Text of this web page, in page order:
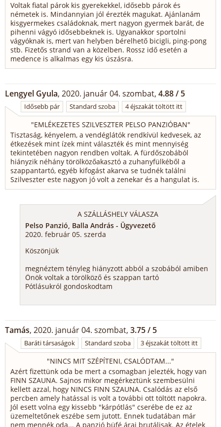
Voltak fiatal párok kis gyerekekkel, idősebb párok és
németek is. Mindannyian jól érezték magukat. Ajánlanám
kisgyermekes családoknak, mert nagyon gyermek barát, de
pihenni vágyó idősebbeknek is. Ugyanakkor sportolni
vágyóknak is, mert van helyben bérelhető bicigli, ping-pong
stb. Fizetős strand van a közelben. Rossz idő esetén a
medence is alkalmas egy kis úszásra.
Lengyel Gyula, 2020. január 04. szombat, 4.88 / 5
Idősebb pár Standard szoba 4 éjszakát töltött itt
"EMLÉKEZETES SZILVESZTER PELSO PANZIÓBAN"
Tisztaság, kényelem, a vendéglátók rendkívül kedvesek, az
étkezések mint ízek mint választék és mint mennyiség
tekintetében nagyon rendben voltak. A fürdőszobából
hiányzik néhány törölközőakasztó a zuhanyfülkéből a
szappantartó, egyéb kifogást akarva se tudnék találni
Szilveszter este nagyon jó volt a zenekar és a hangulat is.
A SZÁLLÁSHELY VÁLASZA
Pelso Panzió, Balla András - Ügyvezető
2020. február 05. szerda
Köszönjük
megnéztem tényleg hiányzott abból a szobából amiben
Önök voltak a törölköző és szappan tartó
Pótlásukról gondoskodtam
Tamás, 2020. január 04. szombat, 3.75 / 5
Baráti társaságok Standard szoba 3 éjszakát töltött itt
"NINCS MIT SZÉPÍTENI, CSALÓDTAM..."
Azért fizettünk oda be mert a csomagban jelezték, hogy van
FINN SZAUNA. Sajnos mikor megérkeztünk szembesülni
kellett azzal, hogy NINCS FINN SZAUNA. Csalódás az első
percben amely hatással is volt a további ott töltött napokra.
Jól esett volna egy kissebb "kárpótlás" cserébe de ez az
üzemeltetőnek eszébe sem jutott. Ennek tudatában már
nem mennék oda... A panzió büfé árai brutálisak. Az ételek